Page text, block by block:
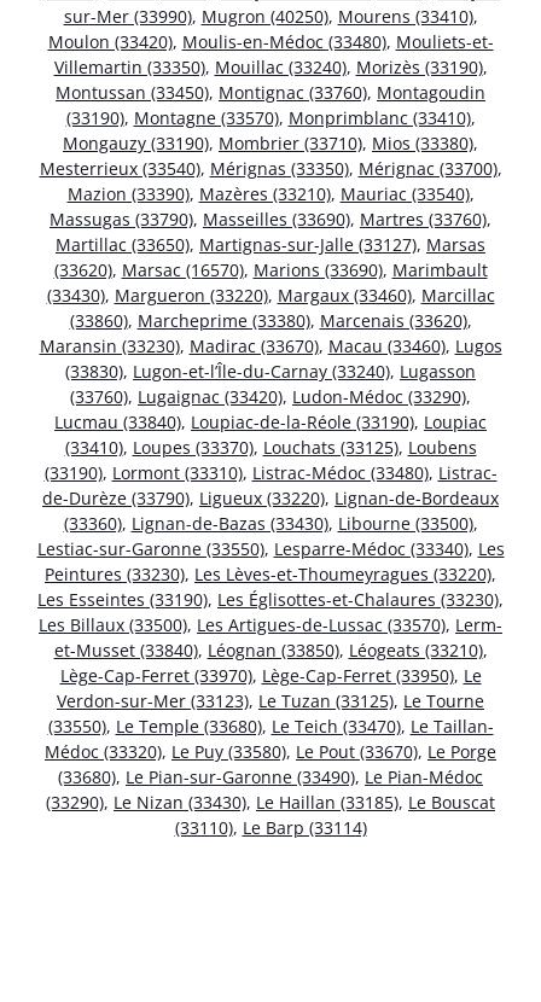
sur-Mer (33990), Mugron (40250), Mourens (33410),
Moulon (33420), Moulis-en-Médoc (33480), Mouliets-et-
Villemartin (33350), Mouillac (33240), Morizès (33190),
Montussan (33450), Montignac (33760), Montagoudin
(33190), Montagne (33570), Monprimblanc (33410),
Mongauzy (33190), Mombrier (33710), Mios (33380),
Mesterrieux (33540), Mérignas (33350), Mérignac (33700),
Mazion (33390), Mazères (33210), Mauriac (33540),
Massugas (33790), Masseilles (33690), Martres (33760),
Martillac (33650), Martignas-sur-Jalle (33127), Marsas
(33620), Marsac (16570), Marions (33690), Marimbault
(33430), Margueron (33220), Margaux (33460), Marcillac
(33860), Marcheprime (33380), Marcenais (33620),
Maransin (33230), Madirac (33670), Macau (33460), Lugos
(33830), Lugon-et-l’Île-du-Carnay (33240), Lugasson
(33760), Lugaignac (33420), Ludon-Médoc (33290),
Lucmau (33840), Loupiac-de-la-Réole (33190), Loupiac
(33410), Loupes (33370), Louchats (33125), Loubens
(33190), Lormont (33310), Listrac-Médoc (33480), Listrac-
de-Durèze (33790), Ligueux (33220), Lignan-de-Bordeaux
(33360), Lignan-de-Bazas (33430), Libourne (33500),
Lestiac-sur-Garonne (33550), Lesparre-Médoc (33340), Les
Peintures (33230), Les Lèves-et-Thoumeyragues (33220),
Les Esseintes (33190), Les Églisottes-et-Chalaures (33230),
Les Billaux (33500), Les Artigues-de-Lussac (33570), Lerm-
et-Musset (33840), Léognan (33850), Léogeats (33210),
Lège-Cap-Ferret (33970), Lège-Cap-Ferret (33950), Le
Verdon-sur-Mer (33123), Le Tuzan (33125), Le Tourne
(33550), Le Temple (33680), Le Teich (33470), Le Taillan-
Médoc (33320), Le Puy (33580), Le Pout (33670), Le Porge
(33680), Le Pian-sur-Garonne (33490), Le Pian-Médoc
(33290), Le Nizan (33430), Le Haillan (33185), Le Bouscat
(33110), Le Barp (33114)